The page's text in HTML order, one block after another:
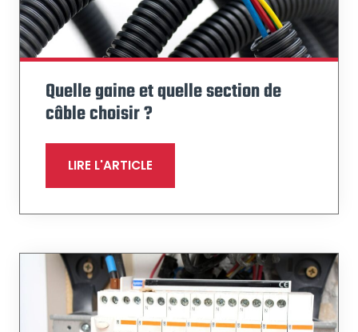
Quelle gaine et quelle section de
câble choisir ?
LIRE L'ARTICLE